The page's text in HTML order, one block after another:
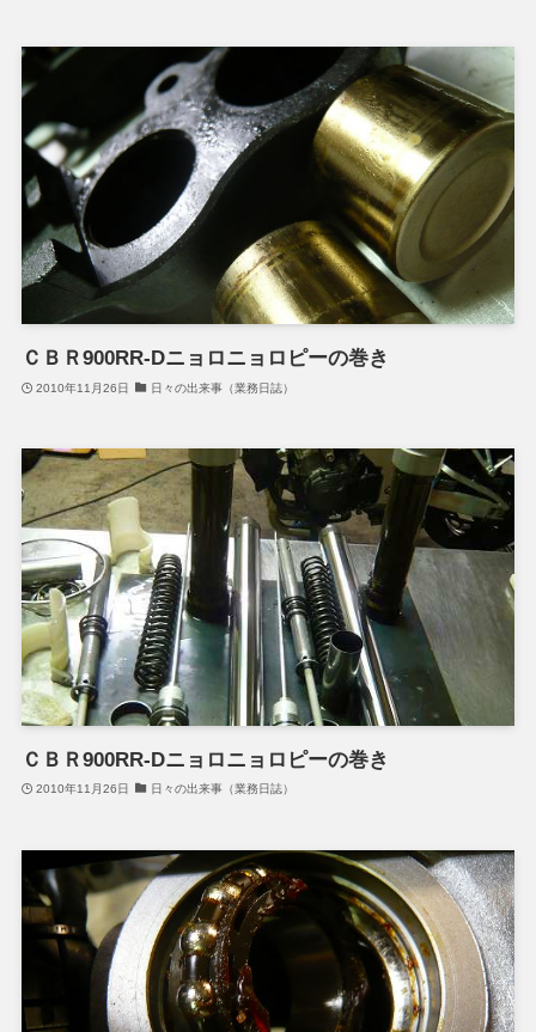
ＣＢＲ900RR-Dニョロニョロピーの巻き
2010年11月26日 日々の出来事（業務日誌）
ＣＢＲ900RR-Dニョロニョロピーの巻き
2010年11月26日 日々の出来事（業務日誌）